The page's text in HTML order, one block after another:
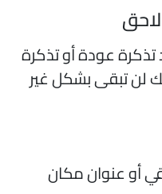
عودة أو تذكرة
تبقى بشكل غير
عنوان مكان